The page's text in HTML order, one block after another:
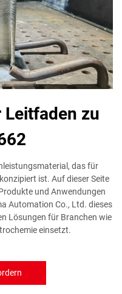
Leitfaden zu
das für
ist. Auf dieser Seite
und Anwendungen
Automation Co., Ltd. dieses
Lösungen für Branchen wie
einsetzt.